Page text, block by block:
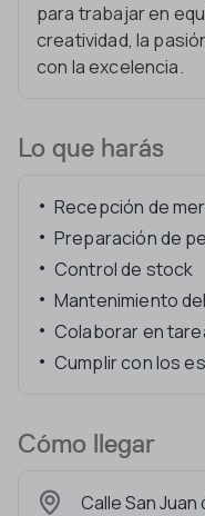
para trabajar en
creatividad, la
con la excelencia.
Lo que harás
Recepción de
Preparación de
Control de stock
Mantenimiento
Colaborar en
Cumplir con los
Cómo llegar
Calle San Juan